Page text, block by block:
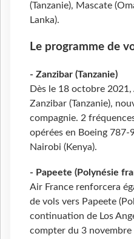
(Tanzanie), Mascate
Lanka).
Le programme de
- Zanzibar (Tanzanie)
Dès le 18 octobre 2021,
Zanzibar (Tanzanie),
compagnie. 2
opérées en Boeing
Nairobi (Kenya).
- Papeete (Polynésie
Air France renforcera
de vols vers Papeete
continuation de Los
compter du 3 novembre